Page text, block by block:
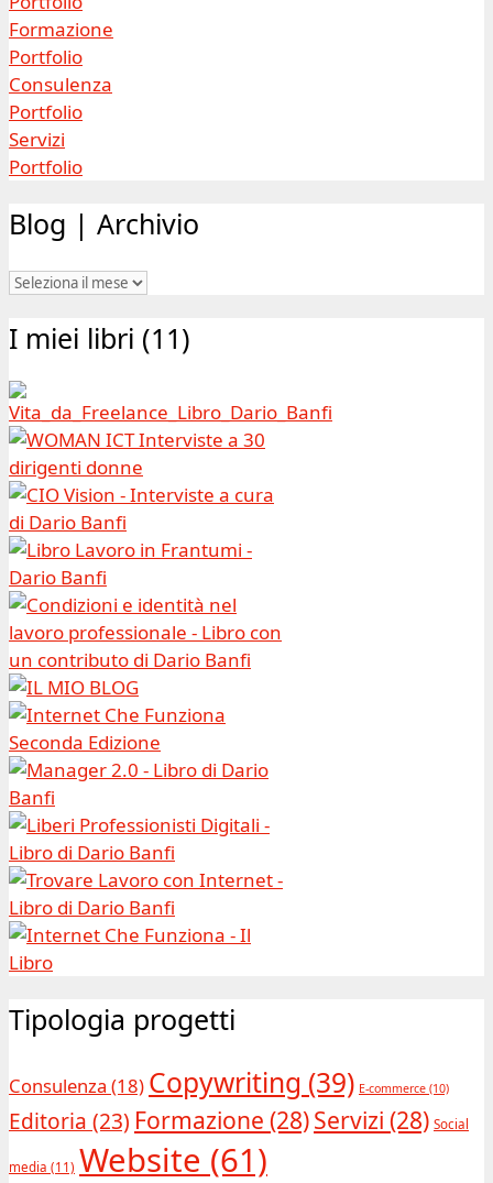
Formazione
Portfolio
Consulenza
Portfolio
Servizi
Portfolio
Blog | Archivio
Blog
Archivio
I miei libri (11)
Tipologia progetti
Consulenza (18) Copywriting (39) E-commerce (10)
Editoria (23) Formazione (28)Servizi (28) Social
media (11) Website (61)